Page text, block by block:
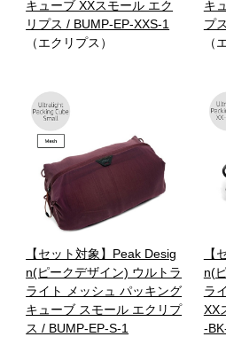
キューブ XXスモール エク
リプス / BUMP-EP-XXS-1
（エクリプス）
キ
プ
（
【セット対象】Peak Desig
n(ピークデザイン) ウルトラ
ライト メッシュ パッキング
キューブ スモール エクリプ
ス / BUMP-EP-S-1
【
n(
ラ
XX
-